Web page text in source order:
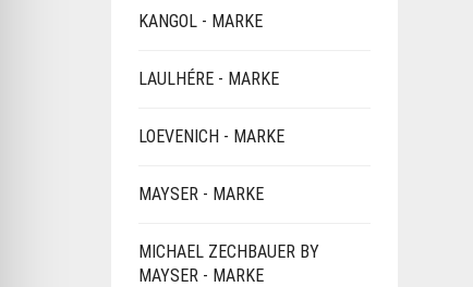
KANGOL - MARKE
LAULHÉRE - MARKE
LOEVENICH - MARKE
MAYSER - MARKE
MICHAEL ZECHBAUER BY
MAYSER - MARKE